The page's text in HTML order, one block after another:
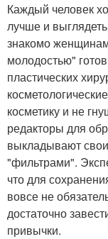
Каждый человек
лучше и
знакомо
молодостью"
пластических
косметику и не
редакторы для
выкладывают
"фильтрами".
что для
вовсе не
достаточно
привычки.